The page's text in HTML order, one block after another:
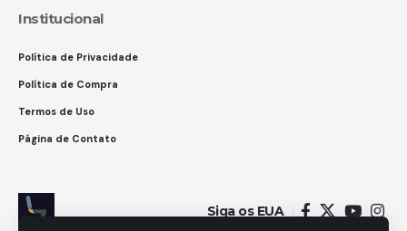
Institucional
Política de Privacidade
Política de Compra
Termos de Uso
Página de Contato
Siga os EUA